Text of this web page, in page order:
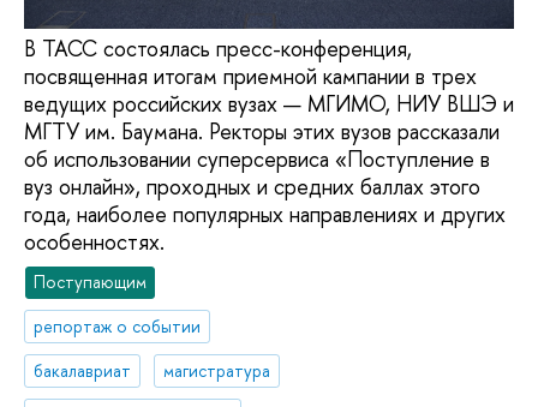
В ТАСС состоялась пресс-конференция,
посвященная итогам приемной кампании в трех
ведущих российских вузах — МГИМО, НИУ ВШЭ и
МГТУ им. Баумана. Ректоры этих вузов рассказали
об использовании суперсервиса «Поступление в
вуз онлайн», проходных и средних баллах этого
года, наиболее популярных направлениях и других
особенностях.
Поступающим
репортаж о событии
бакалавриат
магистратура